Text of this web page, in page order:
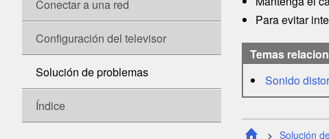
Para evitar
Temas
Sonido
Solución
Conectar a una red
Configuración del televisor
Solución de problemas
Índice